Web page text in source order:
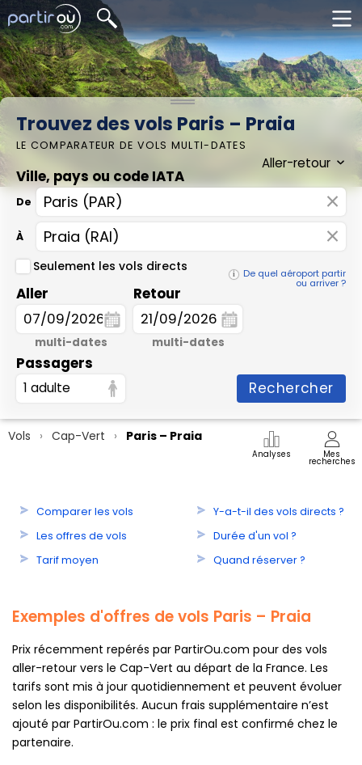
Trouvez des vols Paris – Praia
LE COMPARATEUR DE VOLS MULTI-DATES
Ville, pays ou code IATA
De ×
À ×
De quel aéroport partir
ou arriver ?
Seulement les vols directs
Aller
multi-dates
Retour
multi-dates
Passagers
1 adulte Rechercher
Vols Cap-Vert Paris – Praia
Analyses Mes
recherches
Exemples d'offres de vols Paris – Praia
Prix récemment repérés par PartirOu.com pour des vols
aller-retour vers le Cap-Vert au départ de la France. Les
tarifs sont mis à jour quotidiennement et peuvent évoluer
selon les disponibilités. Aucun frais supplémentaire n’est
ajouté par PartirOu.com : le prix final est confirmé chez le
partenaire.
Comparer les vols
Les offres de vols
Tarif moyen
Y-a-t-il des vols directs ?
Durée d'un vol ?
Quand réserver ?